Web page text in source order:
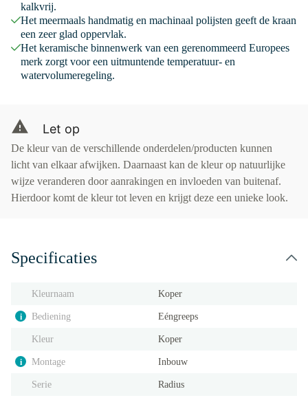
kalkvrij.
Het meermaals handmatig en machinaal polijsten geeft de kraan
een zeer glad oppervlak.
Het keramische binnenwerk van een gerenommeerd Europees
merk zorgt voor een uitmuntende temperatuur- en
watervolumeregeling.
Let op
De kleur van de verschillende onderdelen/producten kunnen
licht van elkaar afwijken. Daarnaast kan de kleur op natuurlijke
wijze veranderen door aanrakingen en invloeden van buitenaf.
Hierdoor komt de kleur tot leven en krijgt deze een unieke look.
Specificaties
Kleurnaam Koper
i Bediening Eéngreeps
Kleur Koper
i Montage Inbouw
Serie Radius